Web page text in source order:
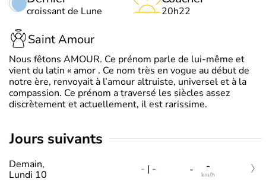
croissant de Lune 20h22
Saint Amour
Nous fêtons AMOUR. Ce prénom parle de lui-même et
vient du latin « amor . Ce nom très en vogue au début de
notre ère, renvoyait à l’amour altruiste, universel et à la
compassion. Ce prénom a traversé les siècles assez
discrètement et actuellement, il est rarissime.
jours suivants
Demain,
Lundi 10
- | - - -
km/h